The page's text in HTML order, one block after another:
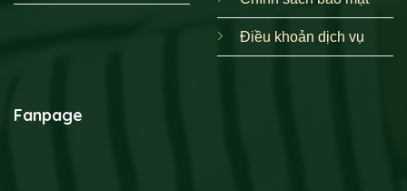
Điều khoản dịch vụ
Fanpage